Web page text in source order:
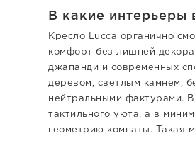
В какие интерьеры
Кресло Lucca органично
комфорт без лишней
джапанди и современных
деревом, светлым камнем,
нейтральными фактурами.
тактильного уюта, а в
геометрию комнаты. Такая